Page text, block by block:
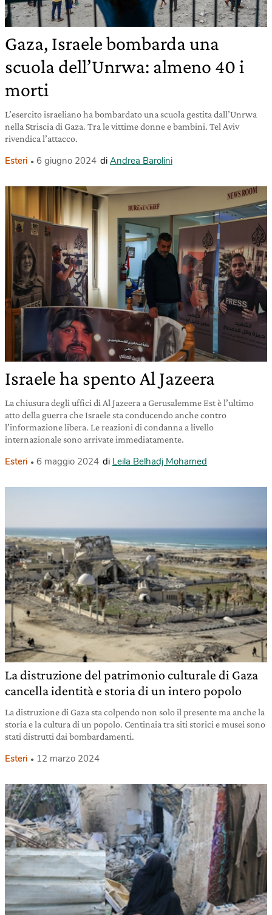
Gaza, Israele bombarda una
scuola dell’Unrwa: almeno 40 i
morti
L’esercito israeliano ha bombardato una scuola gestita dall’Unrwa
nella Striscia di Gaza. Tra le vittime donne e bambini. Tel Aviv
rivendica l’attacco.
Esteri 6 giugno 2024 di Andrea Barolini
Israele ha spento Al Jazeera
La chiusura degli uffici di Al Jazeera a Gerusalemme Est è l’ultimo
atto della guerra che Israele sta conducendo anche contro
l’informazione libera. Le reazioni di condanna a livello
internazionale sono arrivate immediatamente.
Esteri 6 maggio 2024 di Leila Belhadj Mohamed
La distruzione del patrimonio culturale di Gaza
cancella identità e storia di un intero popolo
La distruzione di Gaza sta colpendo non solo il presente ma anche la
storia e la cultura di un popolo. Centinaia tra siti storici e musei sono
stati distrutti dai bombardamenti.
Esteri 12 marzo 2024